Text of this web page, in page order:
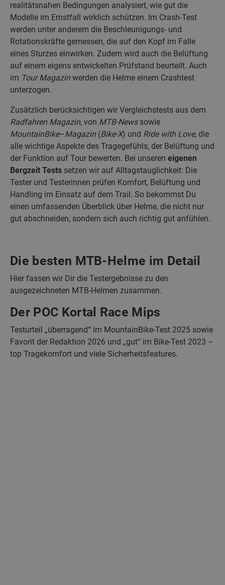
realitätsnahen Bedingungen analysiert, wie gut die
Modelle im Ernstfall wirklich schützen. Im Crash-Test
werden unter anderem die Beschleunigungs- und
Rotationskräfte gemessen, die auf den Kopf im Falle
eines Sturzes einwirken. Zudem wird auch die Belüftung
auf einem eigens entwickelten Prüfstand beurteilt. Auch
im Tour Magazinwerden die Helme einem Crashtest
unterzogen.
Zusätzlich berücksichtigen wir Vergleichstests aus dem
Radfahren Magazin, von MTB-Newssowie
MountainBike–Magazin (Bike-X) und Ride with Love, die
alle wichtige Aspekte des Tragegefühls, der Belüftung und
der Funktion auf Tour bewerten. Bei unseren eigenen
Bergzeit Tests setzen wir auf Alltagstauglichkeit: Die
Tester und Testerinnen prüfen Komfort, Belüftung und
Handling im Einsatz auf dem Trail. So bekommst Du
einen umfassenden Überblick über Helme, die nicht nur
gut abschneiden, sondern sich auch richtig gut anfühlen.
Die besten MTB-Helme im Detail
Hier fassen wir Dir die Testergebnisse zu den
ausgezeichneten MTB-Helmen zusammen.
Der POC Kortal Race Mips
Testurteil „überragend“ im MountainBike-Test 2025 sowie
Favorit der Redaktion 2026 und „gut“ im Bike-Test 2023 –
top Tragekomfort und viele Sicherheitsfeatures.